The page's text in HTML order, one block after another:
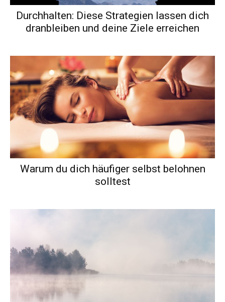
Durchhalten: Diese Strategien lassen dich
dranbleiben und deine Ziele erreichen
Warum du dich häufiger selbst belohnen
solltest